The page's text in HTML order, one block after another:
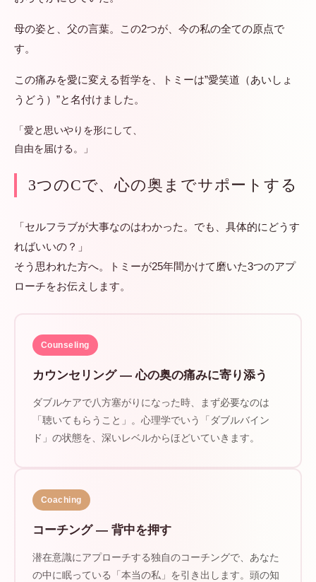
母の姿と、父の言葉。この2つが、今の私の全ての原点で
す。
この痛みを愛に変える哲学を、トミーは”愛笑道（あいしょ
うどう）”と名付けました。
「愛と思いやりを形にして、
自由を届ける。」
3つのCで、心の奥までサポートする
「セルフラブが大事なのはわかった。でも、具体的にどうす
ればいいの？」
そう思われた方へ。トミーが25年間かけて磨いた3つのアプ
ローチをお伝えします。
Counseling
カウンセリング — 心の奥の痛みに寄り添う
ダブルケアで八方塞がりになった時、まず必要なのは
「聴いてもらうこと」。心理学でいう「ダブルバイン
ド」の状態を、深いレベルからほどいていきます。
Coaching
コーチング — 背中を押す
潜在意識にアプローチする独自のコーチングで、あなた
の中に眠っている「本当の私」を引き出します。頭の知